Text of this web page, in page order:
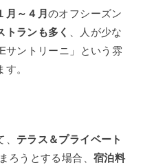
月～４月のオフシーズン
トランも多く
、人が少な
サントリーニ」という雰
。
テラス＆プライベート
ろうとする場合、 宿泊料